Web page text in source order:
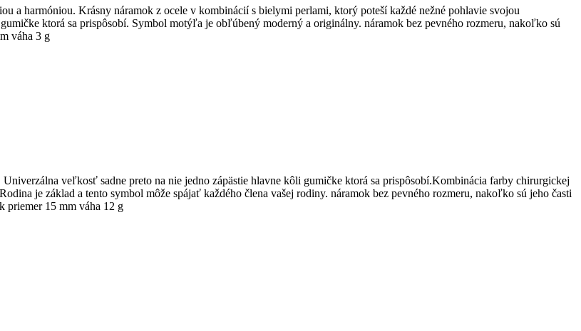
harmóniou. Krásny náramok z ocele v kombinácií s bielymi perlami, ktorý poteší každé nežné pohlavie svojou
ktorá sa prispôsobí. Symbol motýľa je obľúbený moderný a originálny. náramok bez pevného rozmeru, nakoľko sú
váha 3 g
veľkosť sadne preto na nie jedno zápästie hlavne kôli gumičke ktorá sa prispôsobí.Kombinácia farby chirurgickej
je základ a tento symbol môže spájať každého člena vašej rodiny. náramok bez pevného rozmeru, nakoľko sú jeho časti
priemer 15 mm váha 12 g